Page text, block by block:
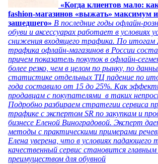
«Когда клиентов мало:
fashion-магазинов «выжать» максимум
зашедшего» В последние годы офлайн-
обуви и аксессуарах работает в условиях
снижения входящего трафика. По итогам
трафика офлайн-магазинов в России
причем показатель покупок в офлайн-
более резко, чем в целом по рынку, по
статистике отдельных ТЦ падение по
года составило от 15 до 25%. Как
продавцам с покупателями в таких
Подробно разбираем стратегии сервиса
трафике с экспертом SR по закупкам и
бизнесе Еленой Виноградовой. Эксперт
методы с практическими примерами
Елена уверена, что в условиях падающего
качественный сервис становится
преимуществом для обувной